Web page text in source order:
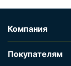
Компания
Покупателям